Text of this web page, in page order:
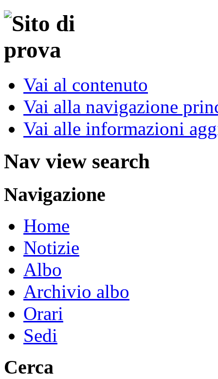
Vai al contenuto
Vai alla navigazione
Vai alle informazioni
Nav view search
Navigazione
Home
Notizie
Albo
Archivio albo
Orari
Sedi
Cerca